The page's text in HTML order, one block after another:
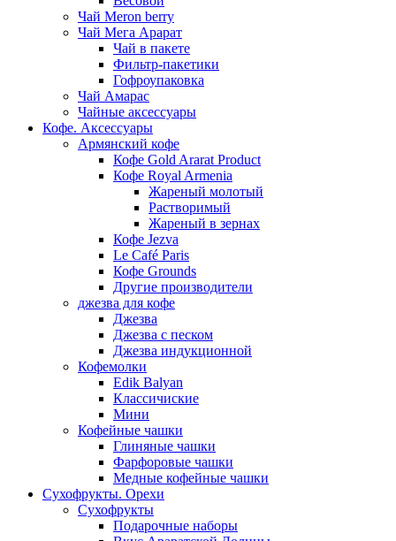
Чай Meron berry
Чай Мега Арарат
Чай в пакете
Фильтр-пакетики
Гофроупаковка
Чай Амарас
Чайные аксессуары
Кофе. Аксессуары
Армянский кофе
Кофе Gold Ararat Product
Кофе Royal Armenia
Жареный молотый
Растворимый
Жареный в зернах
Кофе Jezva
Le Café Paris
Кофе Grounds
Другие производители
джезва для кофе
Джезва
Джезва с песком
Джезва индукционной
Кофемолки
Edik Balyan
Классичиские
Мини
Кофейные чашки
Глиняные чашки
Фарфоровые чашки
Медные кофейные чашки
Сухофрукты. Орехи
Сухофрукты
Подарочные наборы